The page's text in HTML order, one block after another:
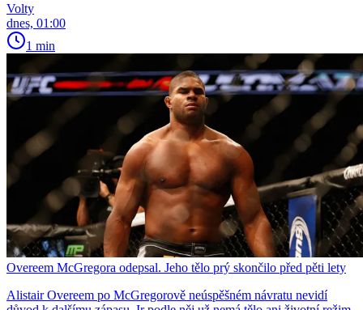
Volty
dnes, 01:00
1 min
Overeem McGregora odepsal. Jeho tělo prý skončilo před pěti lety
Alistair Overeem po McGregorově neúspěšném návratu nevidí